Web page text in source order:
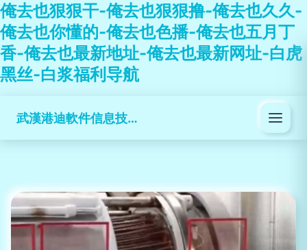
俺去也狠狠干-俺去也狠狠撸-俺去也久久-
俺去也你懂的-俺去也色播-俺去也五月丁
香-俺去也最新地址-俺去也最新网址-白虎
黑丝-白浆福利导航
武漢港迪軟件信息技術有限公司